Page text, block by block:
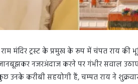
मंदिर ट्रस्ट के प्रमुख के रूप में चंपत राय
नजरअंदाज करने पर गंभीर सवाल
करीबी सहयोगी हैं, चम्पत राय ने